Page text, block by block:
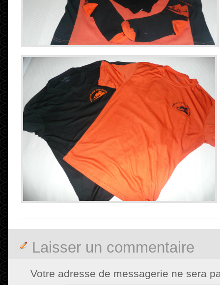
Laisser un commentaire
Votre adresse de messagerie ne sera